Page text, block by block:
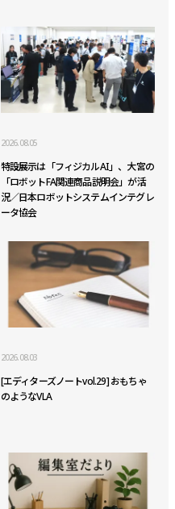
2026.08.05
特設展示は「フィジカルAI」、大宮の
「ロボットFA関連商品説明会」が活
況／日本ロボットシステムインテグレ
ータ協会
2026.08.03
[エディターズノートvol.29] おもちゃ
のようなVLA